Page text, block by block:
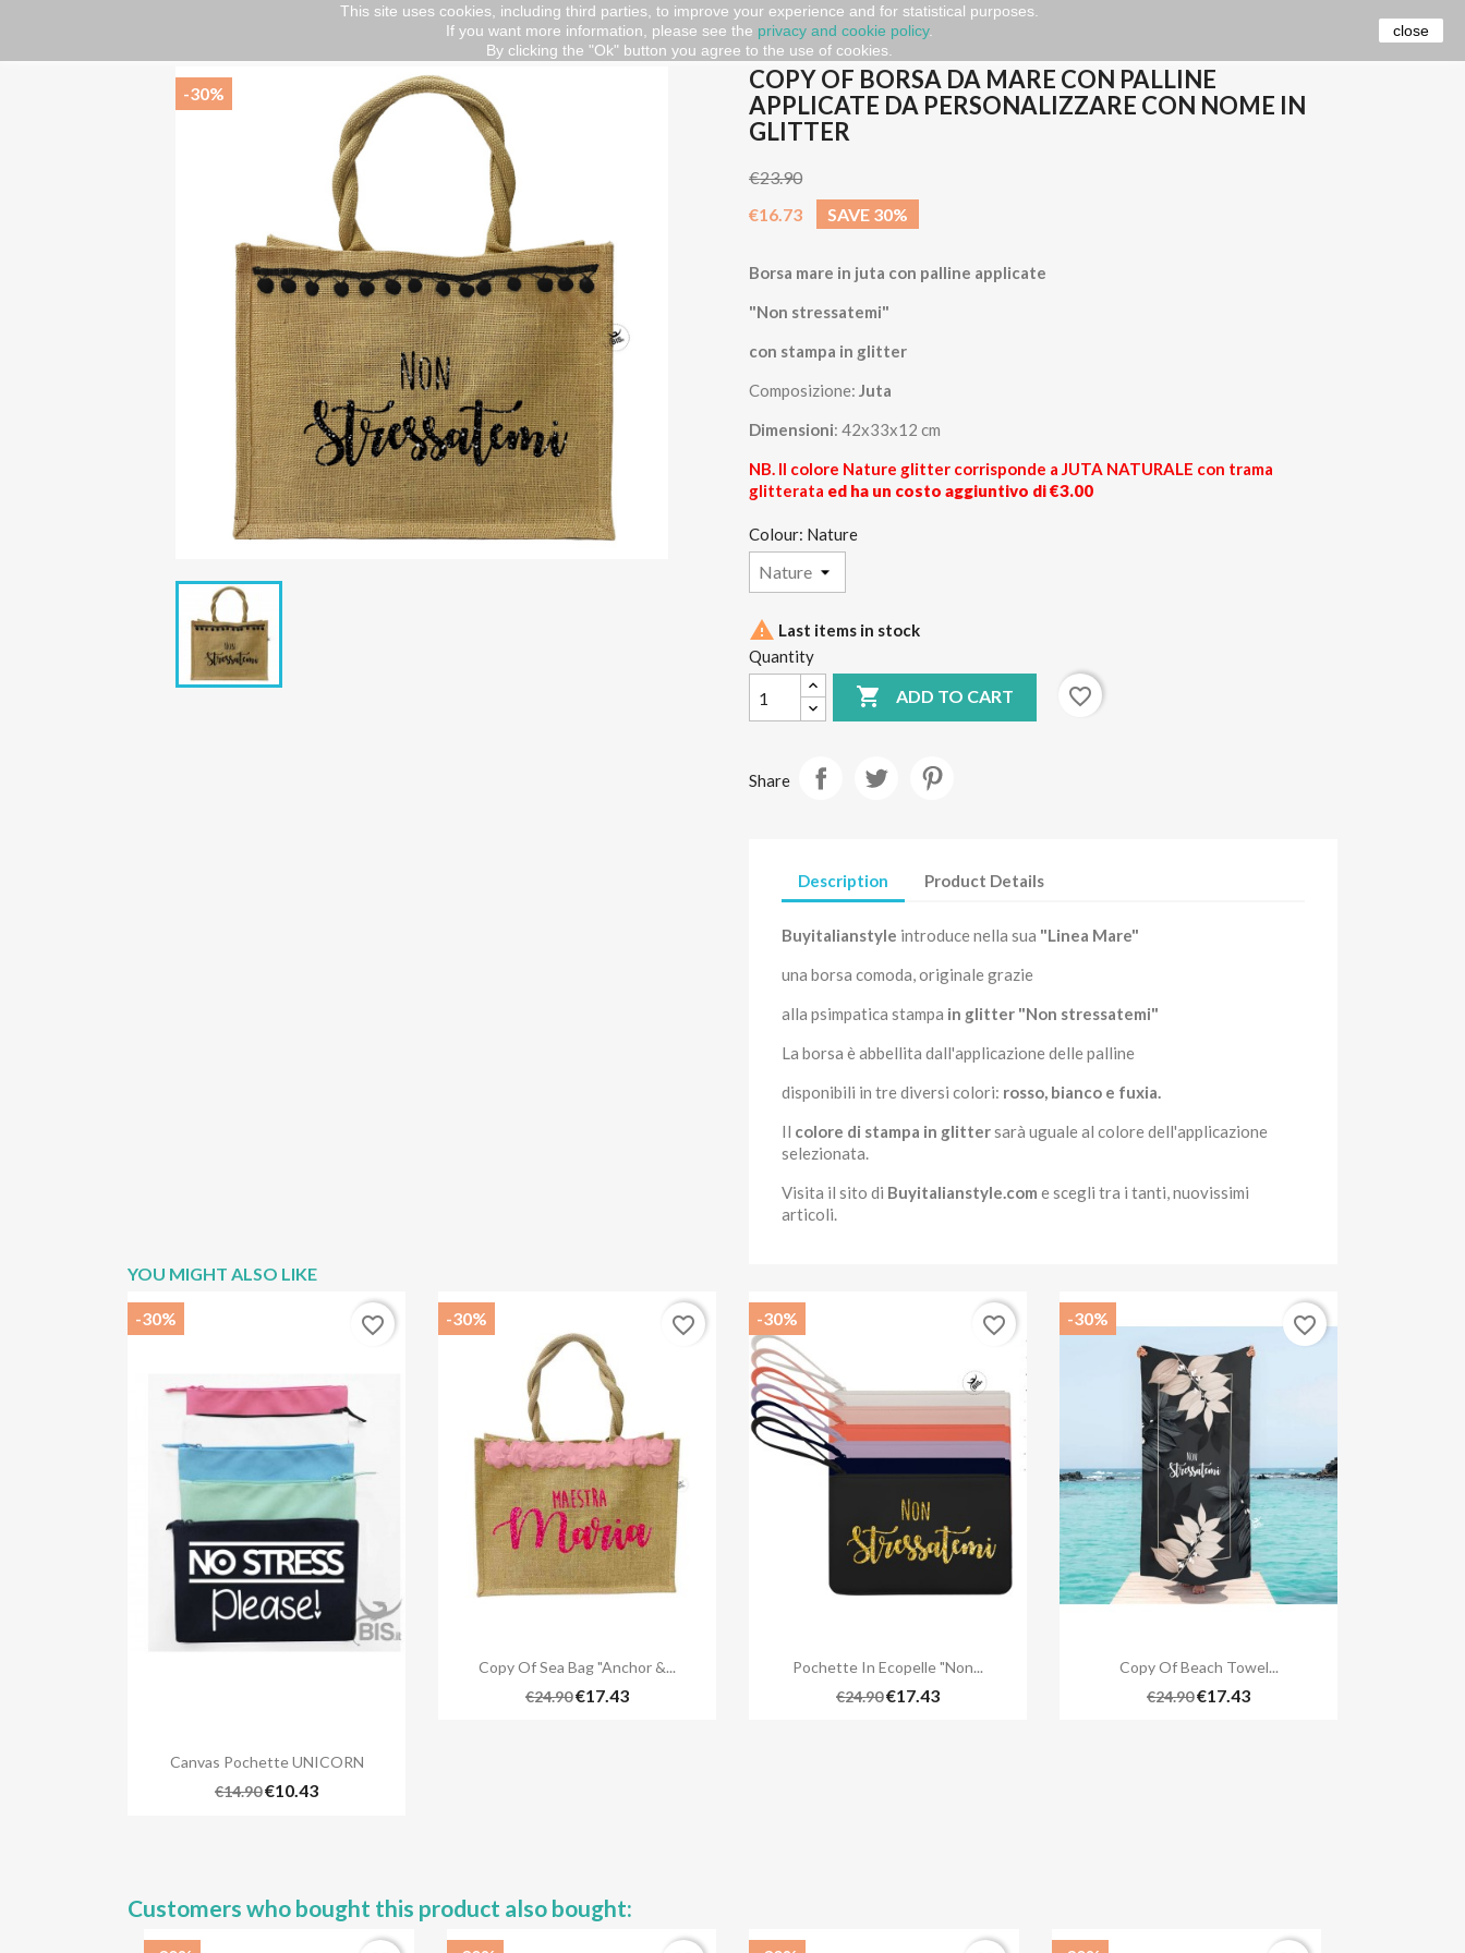
This site uses cookies, including third parties, to improve your experience and for statistical purposes.
If you want more information, please see the privacy and cookie policy.
By clicking the "Ok" button you agree to the use of cookies.
close
Beach Bags copy of Borsa da Mare con palline applicate da personalizzare con nome in glitter
-30%
COPY OF BORSA DA MARE CON PALLINE
APPLICATE DA PERSONALIZZARE CON NOME IN
GLITTER
€23.90
€16.73
SAVE 30%
Borsa mare in juta con palline applicate
"Non stressatemi"
con stampa in glitter
Composizione: Juta
Dimensioni: 42x33x12 cm
NB. Il colore Nature glitter corrisponde a JUTA NATURALE con trama
glitterata ed ha un costo aggiuntivo di €3.00
Colour: Nature
 Last items in stock
Quantity
 ADD TO CART favorite_border
Share
Description Product Details
Buyitalianstyle introduce nella sua "Linea Mare"
una borsa comoda, originale grazie
alla psimpatica stampa in glitter "Non stressatemi"
La borsa è abbellita dall'applicazione delle palline
disponibili in tre diversi colori: rosso, bianco e fuxia.
Il colore di stampa in glittersarà uguale al colore dell'applicazione
selezionata.
Visita il sito di Buyitalianstyle.com e scegli tra i tanti, nuovissimi
articoli.
YOU MIGHT ALSO LIKE
Quick view
Canvas Pochette UNICORN
€14.90€10.43
-30% favorite_border
Quick view
Copy Of Sea Bag "Anchor &...
€24.90€17.43
-30% favorite_border
 Quick view
Pochette In Ecopelle "Non...
€24.90€17.43
-30% favorite_border
Quick view
Copy Of Beach Towel...
€24.90€17.43
-30% favorite_border
Customers who bought this product also bought: